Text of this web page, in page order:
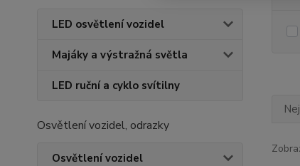
LED osvětlení vozidel
Majáky a výstražná světla
LED ruční a cyklo svítilny
Osvětlení vozidel, odrazky
Osvětlení vozidel